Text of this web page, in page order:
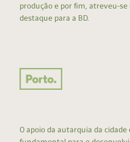
produção e por fim, atreveu-
destaque para a BD.
O apoio da autarquia da